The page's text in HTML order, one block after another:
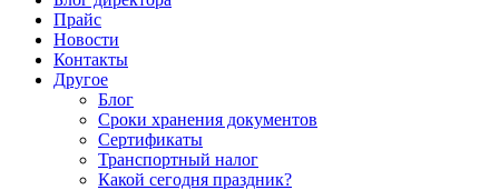
Прайс
Новости
Контакты
Другое
Блог
Сроки хранения документов
Сертификаты
Транспортный налог
Какой сегодня праздник?